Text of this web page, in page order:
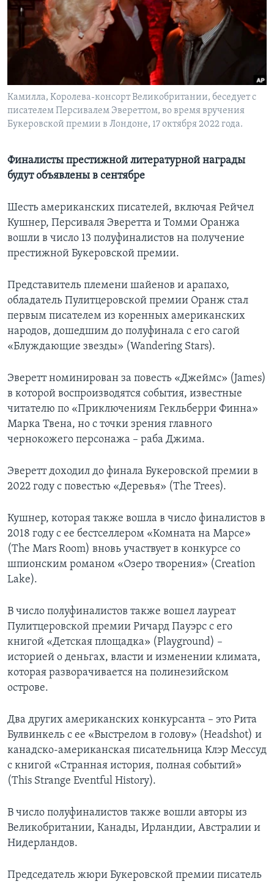
Learning English
СОЦИАЛЬНЫЕ СЕТИ
Языки
Камилла, Kоролева-консорт Великобритании, беседует с
писателем Персивалем Эвереттом, во время вручения
Букеровской премии в Лондоне, 17 октября 2022 года.
Финалисты престижной литературной награды
будут объявлены в сентябре
Шесть американских писателей, включая Рейчел
Кушнер, Персиваля Эверетта и Томми Оранжа
вошли в число 13 полуфиналистов на получение
престижной Букеровской премии.
Представитель племени шайенов и арапахо,
обладатель Пулитцеровской премии Оранж стал
первым писателем из коренных американских
народов, дошедшим до полуфинала с его сагой
«Блуждающие звезды» (Wandering Stars).
Эверетт номинирован за повесть «Джеймс» (James)
в которой воспроизводятся события, известные
читателю по «Приключениям Гекльберри Финна»
Марка Твена, но с точки зрения главного
чернокожего персонажа – раба Джима.
Эверетт доходил до финала Букеровской премии в
2022 году с повестью «Деревья» (The Trees).
Кушнер, которая также вошла в число финалистов в
2018 году с ее бестселлером «Комната на Марсе»
(The Mars Room) вновь участвует в конкурсе со
шпионским романом «Озеро творения» (Creation
Lake).
В число полуфиналистов также вошел лауреат
Пулитцеровской премии Ричард Пауэрс с его
книгой «Детская площадка» (Playground) –
историей о деньгах, власти и изменении климата,
которая разворачивается на полинезийском
острове.
Два других американских конкурсанта – это Рита
Булвинкель с ее «Выстрелом в голову» (Headshot) и
канадско-американская писательница Клэр Мессуд
с книгой «Странная история, полная событий»
(This Strange Eventful History).
В число полуфиналистов также вошли авторы из
Великобритании, Канады, Ирландии, Австралии и
Нидерландов.
Председатель жюри Букеровской премии писатель